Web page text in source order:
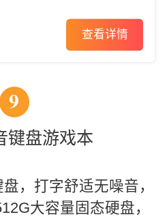
查看详情
9
键盘游戏本
，打字舒适无噪音，
大容量固态硬盘，